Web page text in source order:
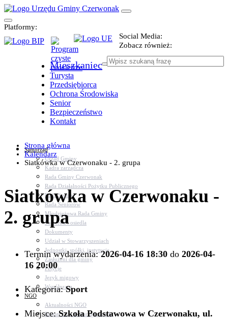
Platformy:
Social Media:
Zobacz również:
Mieszkaniec
Turysta
Przedsiębiorca
Ochrona Środowiska
Senior
Bezpieczeństwo
Kontakt
Samorząd
Urząd Gminy
Kadra zarządcza
Rada Gminy Czerwonak
Rada Działalności Pożytku Publicznego
Rada Sportu
Rada Seniorów
Młodzieżowa Rada Gminy
Sołectwa i osiedla
Dokumenty
Udział w Stowarzyszeniach
Jednostki, spółki, instytucje
Zasłużeni dla gminy
Petycje
Język migowy
Współpraca
NGO
Aktualności NGO
Rejestr Org. Pozarządowych
Strona główna
Kalendarz
Siatkówka w Czerwonaku - 2. grupa
Siatkówka w Czerwonaku -
2. grupa
Termin wydarzenia:2026-04-16 18:30 do 2026-04-
16 20:00
Kategoria:Sport
Miejsce:Szkoła Podstawowa w Czerwonaku, ul.